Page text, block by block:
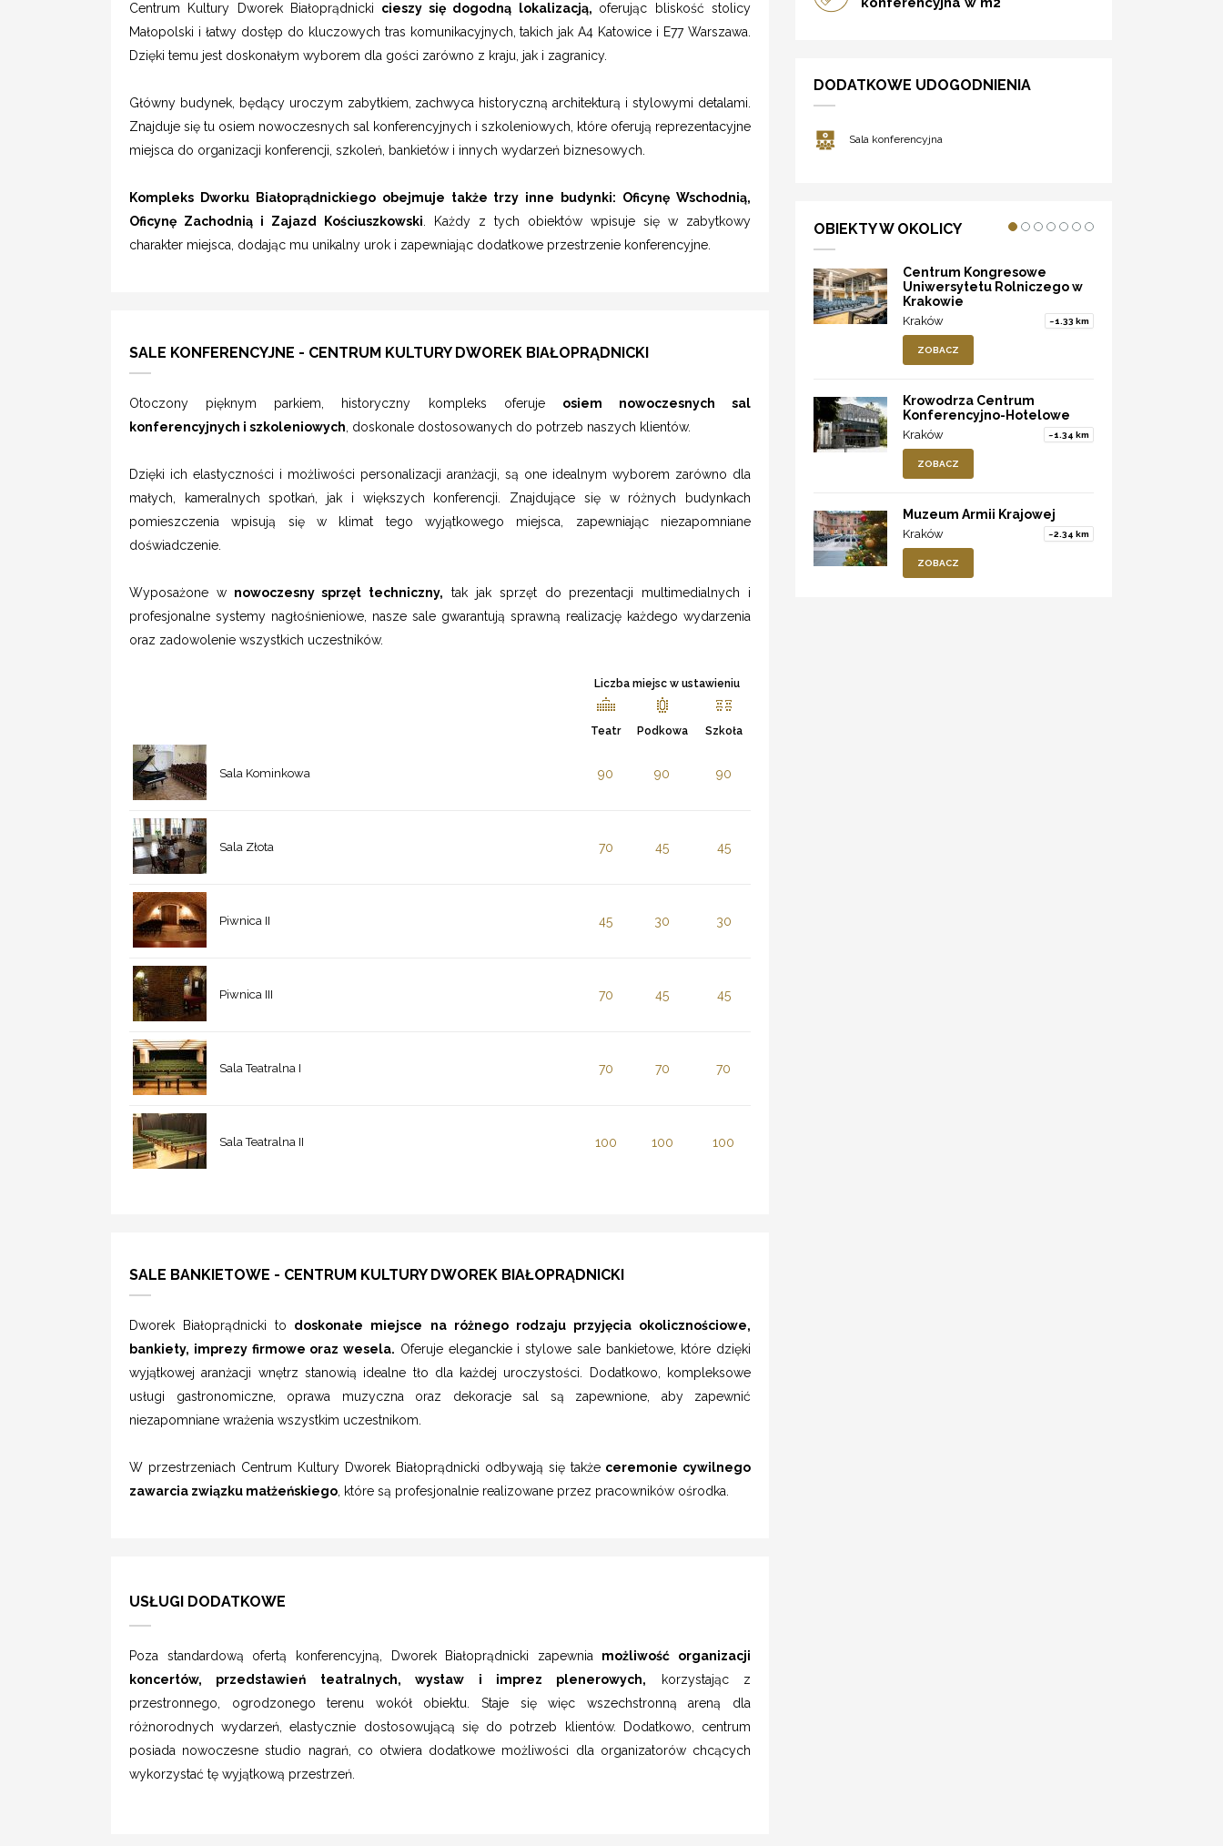
Centrum Kultury Dworek Białoprądnicki cieszy się dogodną lokalizacją, oferując bliskość stolicy
Małopolski i łatwy dostęp do kluczowych tras komunikacyjnych, takich jak A4 Katowice i E77 Warszawa.
Dzięki temu jest doskonałym wyborem dla gości zarówno z kraju, jak i zagranicy.
Główny budynek, będący uroczym zabytkiem, zachwyca historyczną architekturą i stylowymi detalami.
Znajduje się tu osiem nowoczesnych sal konferencyjnych i szkoleniowych, które oferują reprezentacyjne
miejsca do organizacji konferencji, szkoleń, bankietów i innych wydarzeń biznesowych.
Kompleks Dworku Białoprądnickiego obejmuje także trzy inne budynki: Oficynę Wschodnią,
Oficynę Zachodnią i Zajazd Kościuszkowski . Każdy z tych obiektów wpisuje się w zabytkowy
charakter miejsca, dodając mu unikalny urok i zapewniając dodatkowe przestrzenie konferencyjne.
SALE KONFERENCYJNE - CENTRUM KULTURY DWOREK BIAŁOPRĄDNICKI
Otoczony pięknym parkiem, historyczny kompleks oferuje osiem nowoczesnych sal
konferencyjnych i szkoleniowych , doskonale dostosowanych do potrzeb naszych klientów.
Dzięki ich elastyczności i możliwości personalizacji aranżacji, są one idealnym wyborem zarówno dla
małych, kameralnych spotkań, jak i większych konferencji. Znajdujące się w różnych budynkach
pomieszczenia wpisują się w klimat tego wyjątkowego miejsca, zapewniając niezapomniane
doświadczenie.
Wyposażone wnowoczesny sprzęt techniczny, tak jak sprzęt do prezentacji multimedialnych i
profesjonalne systemy nagłośnieniowe, nasze sale gwarantują sprawną realizację każdego wydarzenia
oraz zadowolenie wszystkich uczestników.
Liczba miejsc w ustawieniu
Teatr Podkowa Szkoła
Sala Kominkowa 90 90 90
Sala Złota 70 45 45
Piwnica II 45 30 30
Piwnica III 70 45 45
Sala Teatralna I 70 70 70
Sala Teatralna II 100 100 100
SALE BANKIETOWE - CENTRUM KULTURY DWOREK BIAŁOPRĄDNICKI
Dworek Białoprądnicki to doskonałe miejsce na różnego rodzaju przyjęcia okolicznościowe,
bankiety, imprezy firmowe oraz wesela. Oferuje eleganckie i stylowe sale bankietowe, które dzięki
wyjątkowej aranżacji wnętrz stanowią idealne tło dla każdej uroczystości. Dodatkowo, kompleksowe
usługi gastronomiczne, oprawa muzyczna oraz dekoracje sal są zapewnione, aby zapewnić
niezapomniane wrażenia wszystkim uczestnikom.
W przestrzeniach Centrum Kultury Dworek Białoprądnicki odbywają się także ceremonie cywilnego
zawarcia związku małżeńskiego , które są profesjonalnie realizowane przez pracowników ośrodka.
USŁUGI DODATKOWE
Poza standardową ofertą konferencyjną, Dworek Białoprądnicki zapewnia możliwość organizacji
koncertów, przedstawień teatralnych, wystaw i imprez plenerowych, korzystając z
przestronnego, ogrodzonego terenu wokół obiektu. Staje się więc wszechstronną areną dla
różnorodnych wydarzeń, elastycznie dostosowującą się do potrzeb klientów. Dodatkowo, centrum
posiada nowoczesne studio nagrań, co otwiera dodatkowe możliwości dla organizatorów chcących
wykorzystać tę wyjątkową przestrzeń.
DODATKOWE UDOGODNIENIA
Sala konferencyjna
OBIEKTY W OKOLICY
Centrum Kongresowe
Uniwersytetu Rolniczego w
Krakowie
Kraków ~1.33 km
ZOBACZ
Krowodrza Centrum
Konferencyjno-Hotelowe
Kraków ~1.34 km
ZOBACZ
Muzeum Armii Krajowej
Kraków ~2.34 km
ZOBACZ